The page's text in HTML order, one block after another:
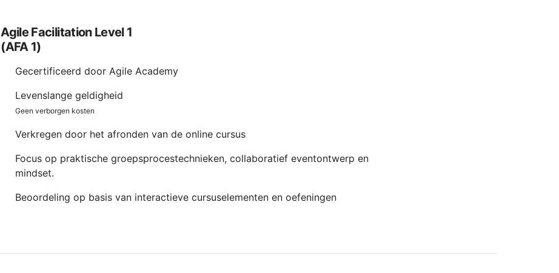
Agile Facilitation Level 1
(AFA 1)
Gecertificeerd door Agile Academy
Levenslange geldigheid
Geen verborgen kosten
Verkregen door het afronden van de online cursus
Focus op praktische groepsprocestechnieken, collaboratief eventontwerp en
mindset.
Beoordeling op basis van interactieve cursuselementen en oefeningen